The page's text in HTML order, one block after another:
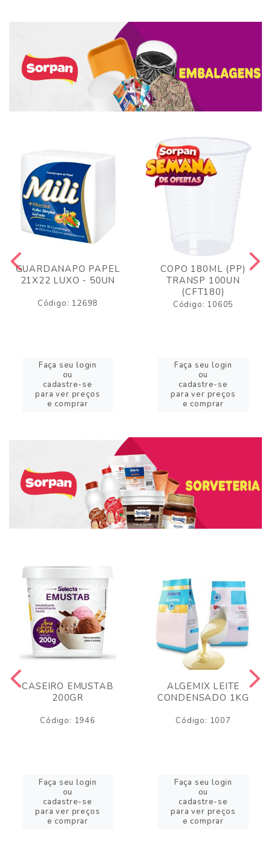
GUARDANAPO PAPEL
21X22 LUXO - 50UN
Código: 12698
Faça seu login
ou
cadastre-se
para ver preços
e comprar
COPO 180ML (PP)
TRANSP 100UN
(CFT180)
Código: 10605
Faça seu login
ou
cadastre-se
para ver preços
e comprar
CASEIRO EMUSTAB
200GR
Código: 1946
Faça seu login
ou
cadastre-se
para ver preços
e comprar
ALGEMIX LEITE
CONDENSADO 1KG
Código: 1007
Faça seu login
ou
cadastre-se
para ver preços
e comprar